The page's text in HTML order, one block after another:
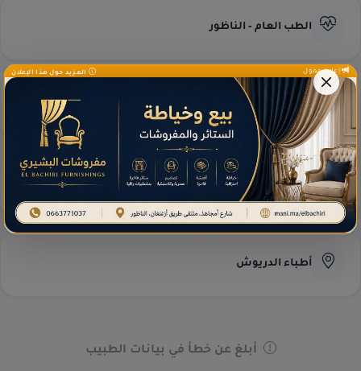
الطب العام - الناظور
طب العيون - الناظور
مختبرات التحاليل
أطباء الدريوش
أبلغ عن خطأ في بيانات الطبيب
إعلان ممول المزيد حول هذا الإعلان